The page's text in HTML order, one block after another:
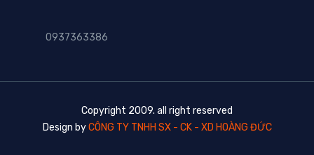
0937363386
Copyright 2009. all right reserved
Design byCÔNG TY TNHH SX - CK - XD HOÀNG ĐỨC